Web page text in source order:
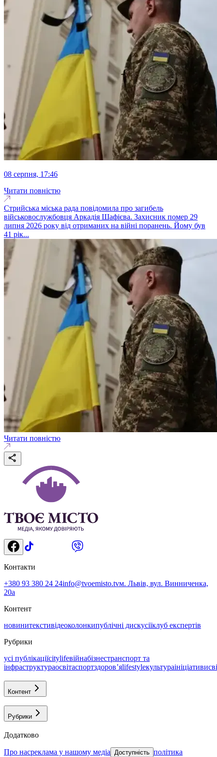
08 серпня, 17:46
Читати повністю
Стрийська міська рада повідомила про загибель
військовослужбовця Аркадія Шафієва. Захисник помер 29
липня 2026 року від отриманих на війні поранень. Йому був
41 рік...
Читати повністю
Контакти
+380 93 380 24 24info@tvoemisto.tvм. Львів, вул. Винниченка,
20а
Контент
новинитекстивідеоколонкипублічні дискусіїклуб експертів
Рубрики
усі публікаціїcitylifeвійнабізнестранспорт та
інфраструктураосвітаспортздоровʼяlifestyleкультураініціативи
Контент
Рубрики
Додатково
про насреклама у нашому медіа Доступність політика